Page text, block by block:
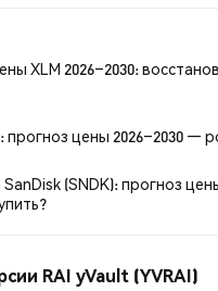
XLM 2026–2030:
прогноз цены 2026–2030 —
(SNDK): прогноз
RAI yVault (YVRAI)